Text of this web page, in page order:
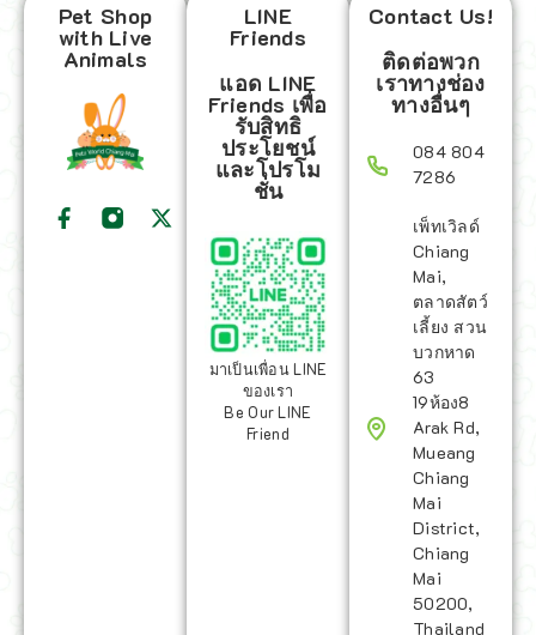
Pet Shop
with Live
Animals
LINE
Friends
แอด LINE
Friends เพื่อ
รับสิทธิ
ประโยชน์
และโปรโม
ชั่น
มาเป็นเพื่อน LINE
ของเรา
Be Our LINE
Friend
Contact Us!
ติดต่อพวก
เราทางช่อง
ทางอื่นๆ
084 804
7286
เพ็ทเวิลด์
Chiang
Mai,
ตลาดสัตว์
เลี้ยง สวน
บวกหาด
63
19ห้อง8
Arak Rd,
Mueang
Chiang
Mai
District,
Chiang
Mai
50200,
Thailand